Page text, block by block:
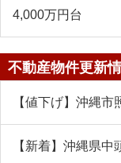
4,000万円台
不動産物件更新
【値下げ】沖縄
【新着】沖縄県